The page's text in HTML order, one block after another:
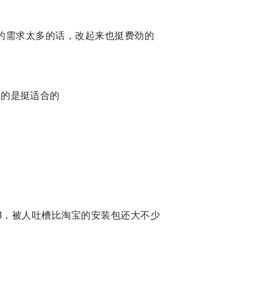
需求太多的话，改起来也挺费劲的
是挺适合的
被人吐槽比淘宝的安装包还大不少